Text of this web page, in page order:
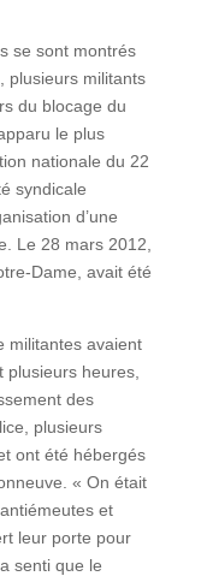
se sont montrés
plusieurs militants
du blocage du
le plus
nationale du 22
syndicale
d’une
Le 28 mars 2012,
Dame, avait été
militantes avaient
plusieurs heures,
des
plusieurs
ont été hébergés
« On était
et
leur porte pour
senti que le